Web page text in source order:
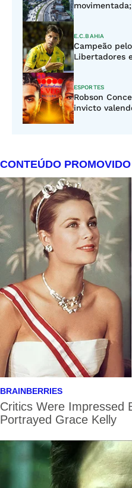
E.C.BAHIA
Campeão
Libertadores
ESPORTES
Robson
invicto